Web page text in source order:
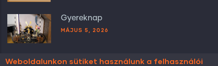
Gyereknap
MÁJUS 5, 2026
Weboldalunkon sütiket használunk a felhasználói